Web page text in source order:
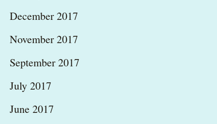
December 2017
November 2017
September 2017
July 2017
June 2017